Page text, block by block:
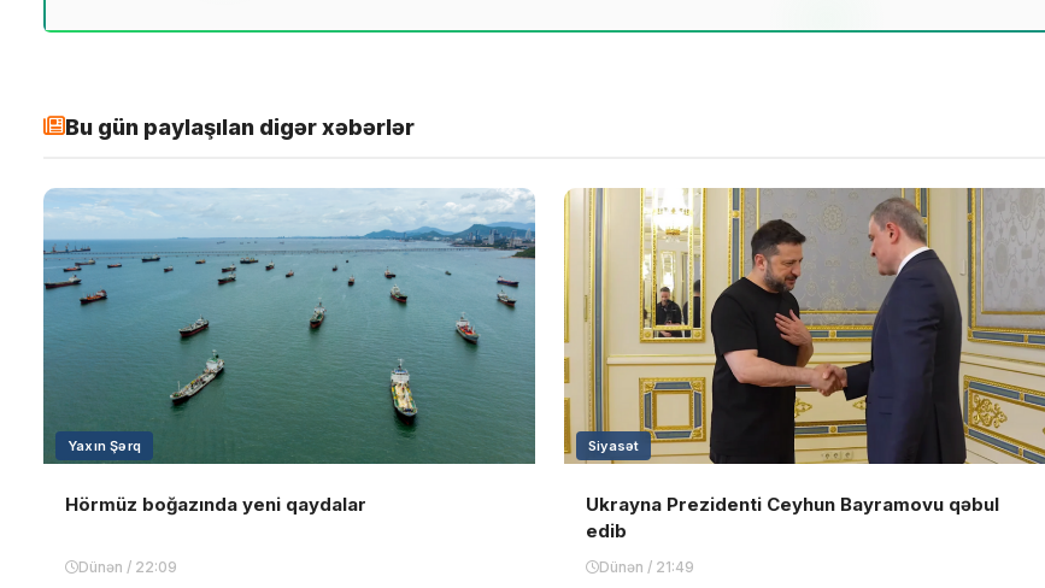
Bu gün paylaşılan digər xəbərlər
Yaxın Şərq
Hörmüz boğazında yeni qaydalar
Dünən / 22:09
Siyasət
Ukrayna Prezidenti Ceyhun Bayramovu qəbul
edib
Dünən / 21:49